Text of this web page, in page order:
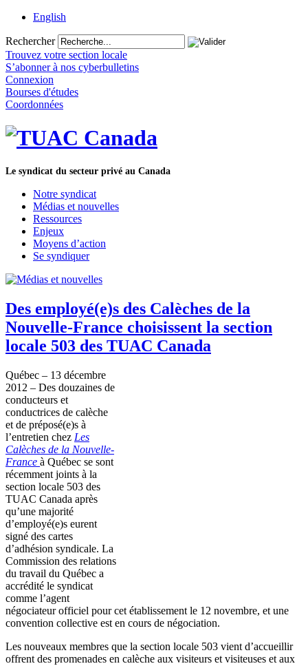
English
Rechercher
Trouvez votre section locale
S’abonner à nos cyberbulletins
Connexion
Bourses d'études
Coordonnées
Le syndicat du secteur privé au Canada
Notre syndicat
Médias et nouvelles
Ressources
Enjeux
Moyens d’action
Se syndiquer
Des employé(e)s des Calèches de la
Nouvelle-France choisissent la section
locale 503 des TUAC Canada
Québec – 13 décembre
2012 – Des douzaines de
conducteurs et
conductrices de calèche
et de préposé(e)s à
l’entretien chez Les
Calèches de la Nouvelle-
France à Québec se sont
récemment joints à la
section locale 503 des
TUAC Canada après
qu’une majorité
d’employé(e)s eurent
signé des cartes
d’adhésion syndicale. La
Commission des relations
du travail du Québec a
accrédité le syndicat
comme l’agent
négociateur officiel pourcet établissement le 12 novembre, et une
convention collective est en cours de négociation.
Les nouveaux membres que la section locale 503 vient d’accueillir
offrent des promenades en calèche aux visiteurs et visiteuses et aux